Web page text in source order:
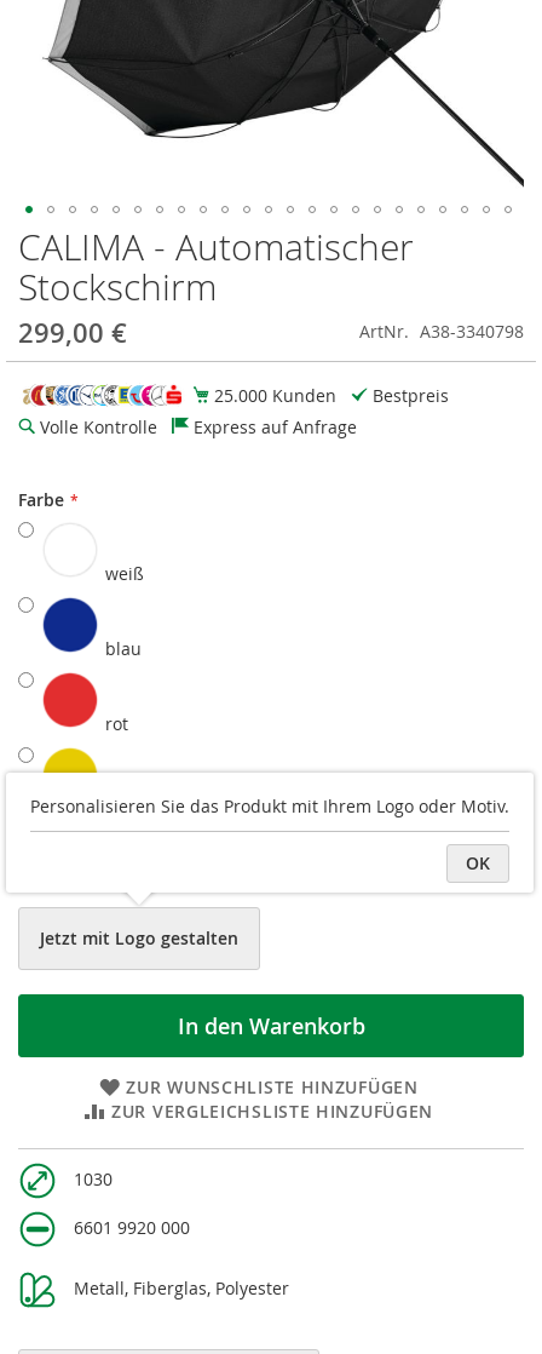
CALIMA - Automatischer
Stockschirm
299,00 € ArtNr. A38-3340798
25.000 Kunden
Bestpreis
Volle Kontrolle
Express auf Anfrage
Farbe
weiß
blau
rot
gelb
Jetzt mit Logo gestalten
In den Warenkorb
ZUR WUNSCHLISTE HINZUFÜGEN
ZUR VERGLEICHSLISTE HINZUFÜGEN
Weitere
Informationen
1030
6601 9920 000
Metall, Fiberglas, Polyester
Zum
Anfang
der
springen
Personalisieren Sie das Produkt mit Ihrem Logo oder Motiv.
OK